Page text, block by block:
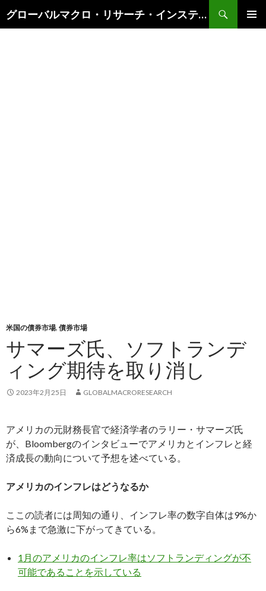
グローバルマクロ・リサーチ・インスティテュート
索
米国の債券市場, 債券市場
サマーズ氏、ソフトランデ
ィング期待を取り消し
2023年2月25日 GLOBALMACRORESEARCH
アメリカの元財務長官で経済学者のラリー・サマーズ氏
が、Bloombergのインタビューでアメリカとインフレと経
済成長の動向について予想を述べている。
アメリカのインフレはどうなるか
ここの読者には周知の通り、インフレ率の数字自体は9%か
ら6%まで急激に下がってきている。
1月のアメリカのインフレ率はソフトランディングが不
可能であることを示している